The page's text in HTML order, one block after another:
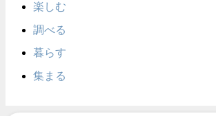
楽しむ
調べる
暮らす
集まる